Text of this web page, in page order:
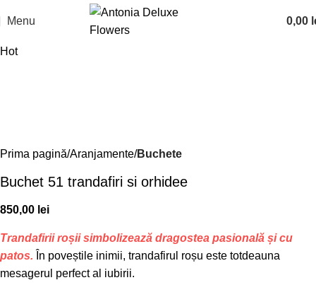
Menu 0,00
Hot
Prima pagină Aranjamente Buchete
Buchet 51 trandafiri si orhidee
850,00 lei
Trandafiriiroșii simbolizează dragostea pasională șicu
patos. În poveștile inimii, trandafirul roșu este totdeauna
mesagerul perfect al iubirii.